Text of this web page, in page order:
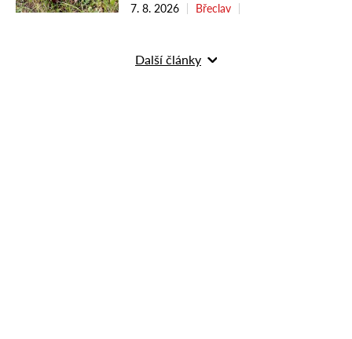
7. 8. 2026 Břeclav
Další články